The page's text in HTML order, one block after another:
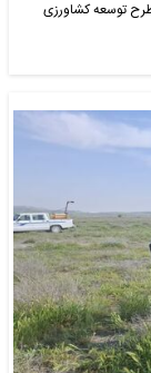
توسعه کشاورزی